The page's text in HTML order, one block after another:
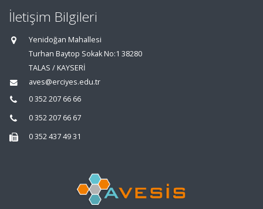
İletişim Bilgileri
Yenidoğan Mahallesi
Turhan Baytop Sokak No:1 38280
TALAS / KAYSERİ
aves@erciyes.edu.tr
0 352 207 66 66
0 352 207 66 67
0 352 437 49 31